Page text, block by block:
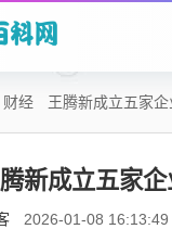
财经 王腾新成立五家
新成立五家
2026-01-08 16:13:49